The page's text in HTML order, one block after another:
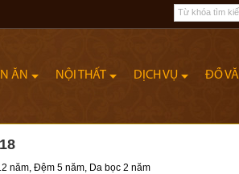
ĂN NỘI THẤT DỊCH VỤ ĐỒ
năm, Đệm 5 năm, Da bọc 2 năm